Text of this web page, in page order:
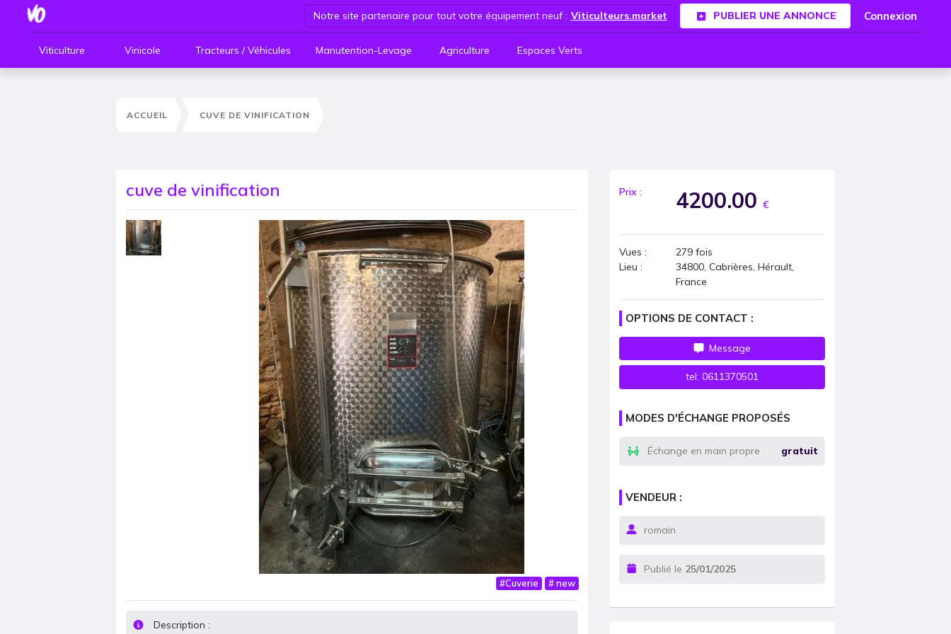
Notre site partenaire pour tout votre équipement neuf : Viticulteurs.market PUBLIER UNE ANNONCE Connexion
Viticulture Vinicole Tracteurs / Véhicules Manutention-Levage Agriculture Espaces Verts
ACCUEIL CUVE DE VINIFICATION
cuve de vinification
#Cuverie #new
Description :
Prix : 4200.00 €
Vues : 279 fois
Lieu :
34800, Cabrières, Hérault,
France
OPTIONS DE CONTACT :
Message
tel: 0611370501
MODES D'ÉCHANGE PROPOSÉS
Échange en main propre gratuit
VENDEUR :
romain
Publié le 25/01/2025